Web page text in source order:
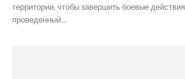
территории, чтобы завершить боевые
проведенный...